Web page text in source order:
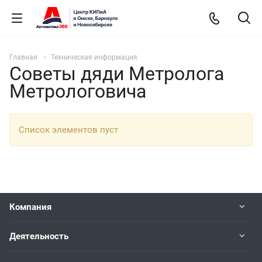
Главная Техническая информация
Советы дяди Метролога
Метрологовича
Список элементов пуст
Компания
Деятельность